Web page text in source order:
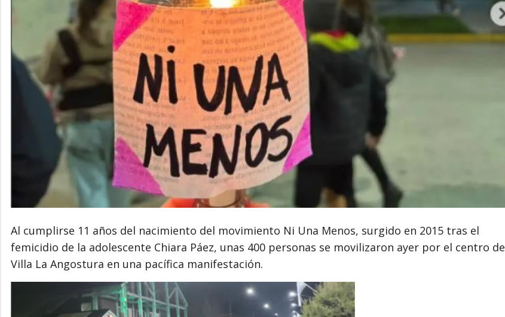
Al cumplirse 11 años del nacimiento del movimiento Ni Una Menos, surgido en 2015 tras el
femicidio de la adolescente Chiara Páez, unas 400 personas se movilizaron ayer por el centro de
Villa La Angostura en una pacífica manifestación.